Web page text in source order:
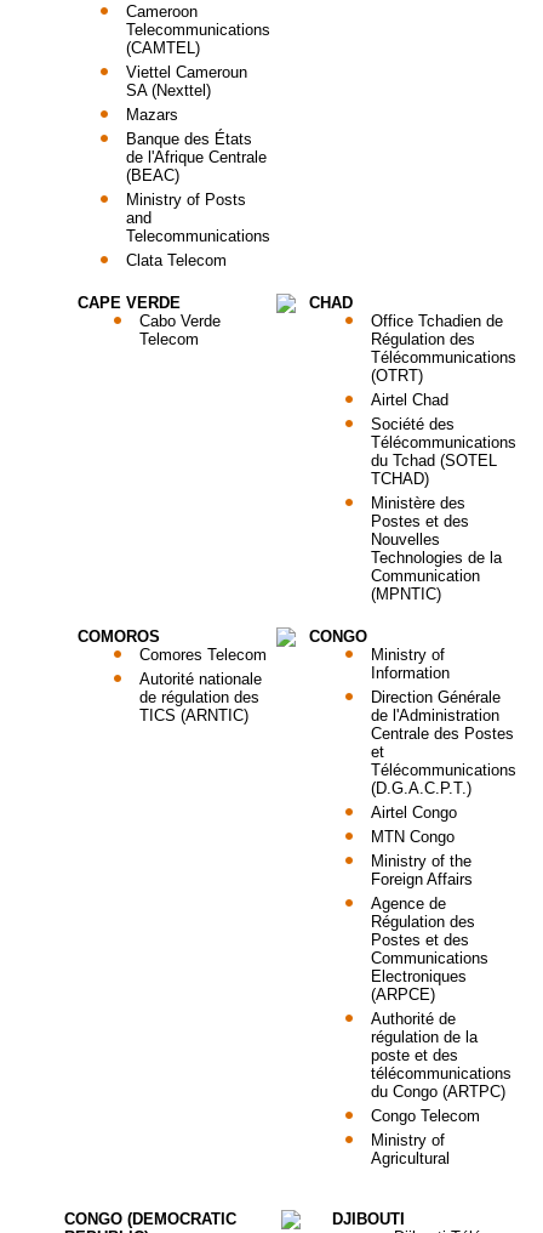
Cameroon
Telecommunications
(CAMTEL)
Viettel Cameroun
SA (Nexttel)
Mazars
Banque des États
de l'Afrique Centrale
(BEAC)
Ministry of Posts
and
Telecommunications
Clata Telecom
CAPE VERDE
Cabo Verde
Telecom
CHAD
Office Tchadien de
Régulation des
Télécommunications
(OTRT)
Airtel Chad
Société des
Télécommunications
du Tchad (SOTEL
TCHAD)
Ministère des
Postes et des
Nouvelles
Technologies de la
Communication
(MPNTIC)
COMOROS
Comores Telecom
Autorité nationale
de régulation des
TICS (ARNTIC)
CONGO
Ministry of
Information
Direction Générale
de l'Administration
Centrale des Postes
et
Télécommunications
(D.G.A.C.P.T.)
Airtel Congo
MTN Congo
Ministry of the
Foreign Affairs
Agence de
Régulation des
Postes et des
Communications
Electroniques
(ARPCE)
Authorité de
régulation de la
poste et des
télécommunications
du Congo (ARTPC)
Congo Telecom
Ministry of
Agricultural
CONGO (DEMOCRATIC
DJIBOUTI